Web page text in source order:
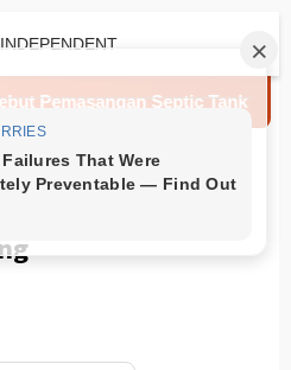
Septic Tank
Bah, 1